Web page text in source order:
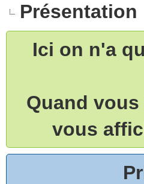
Présentation
Ici on n'a
Quand
vous